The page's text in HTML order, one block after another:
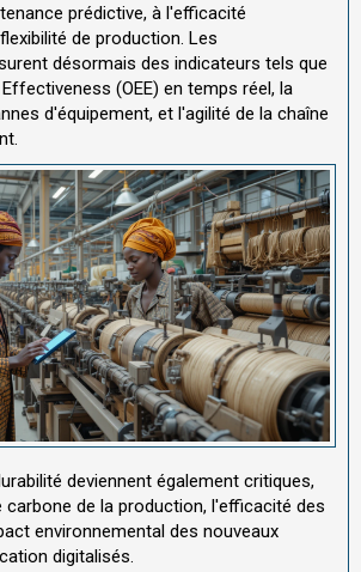
prédictive, à l'efficacité
de production. Les
désormais des indicateurs tels que
(OEE) en temps réel, la
d'équipement, et l'agilité de la chaîne
deviennent également critiques,
carbone de la production, l'efficacité des
environnemental des nouveaux
digitalisés.